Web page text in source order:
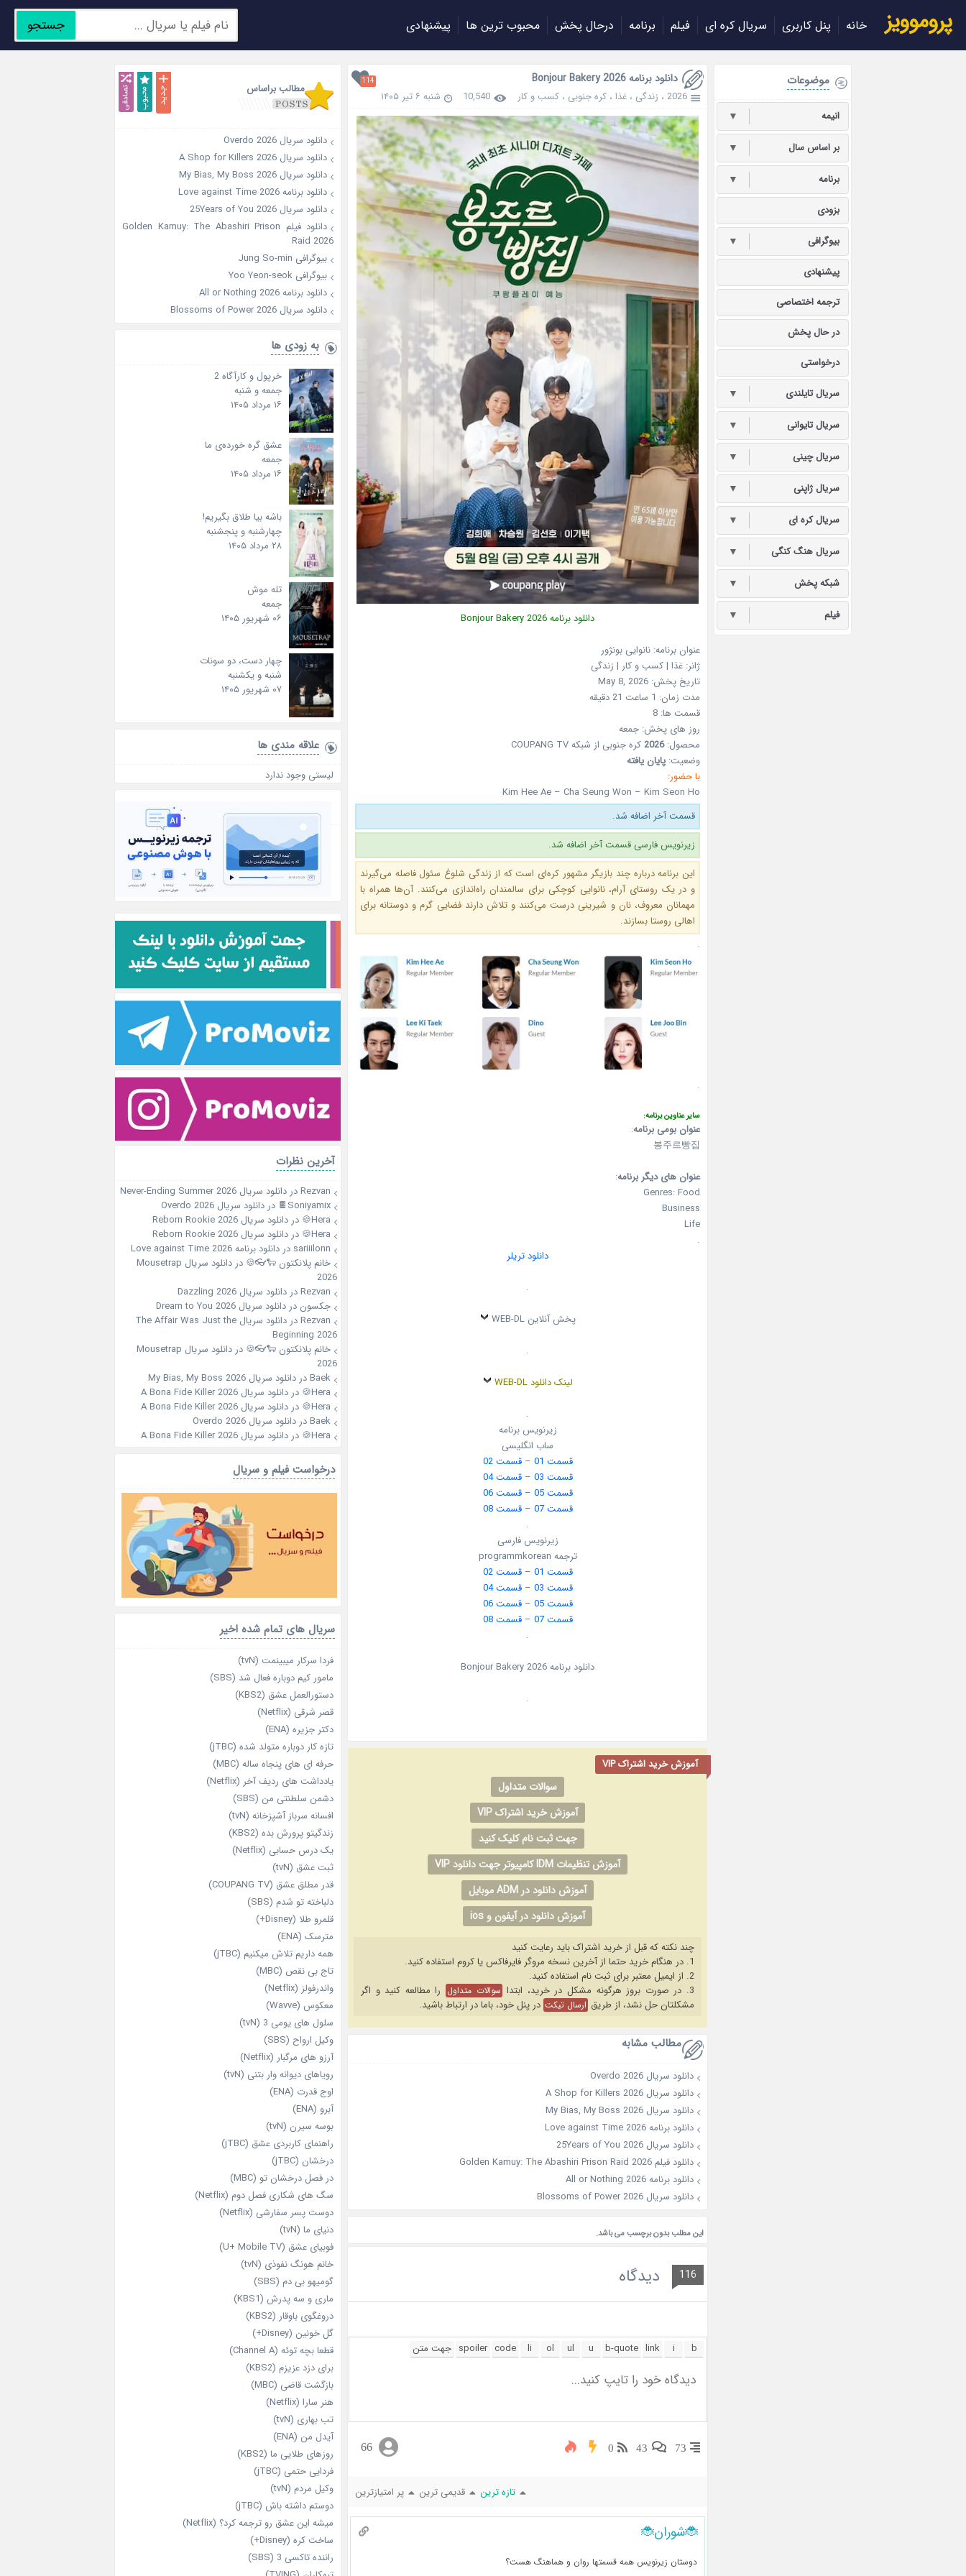
پروموویز خانه پنل کاربری سریال کره ای فیلم برنامه درحال پخش محبوب ترین ها پیشنهادی جستجو
دانلود برنامه Bonjour Bakery 2026 114
2026 ، زندگی ، غذا ، کره جنوبی ، کسب و کار 10,540 شنبه ۶ تیر ۱۴۰۵
دانلود برنامه Bonjour Bakery2026
عنوان برنامه: نانوایی بونژور
ژانر: غذا | کسب و کار | زندگی
تاریخ پخش: May 8, 2026
مدت زمان: 1 ساعت 21 دقیقه
قسمت ها:
روز های پخش: جمعه
محصول:2026کره جنوبی از شبکهCOUPANG TV
وضعیت: پایان یافته
با حضور:
Kim Hee Ae – Cha Seung Won – Kim Seon Ho
قسمت آخر اضافه شد.
زیرنویس فارسی قسمت آخر اضافه شد.
این برنامه درباره چند بازیگر مشهور کره‌ای است که از زندگی شلوغ سئول فاصله می‌گیرند
و در یک روستای آرام، نانوایی کوچکی برای سالمندان راه‌اندازی می‌کنند. آن‌ها همراه با
مهمانان معروف، نان و شیرینی درست می‌کنند و تلاش دارند فضایی گرم و دوستانه برای
اهالی روستا بسازند.
.
.
سایر عناوین برنامه:
عنوان بومی برنامه:
봉주르빵집
عنوان های دیگر برنامه:
Genres: Food
Business
Life
.
دانلود تریلر
.
پخش آنلاین WEB-DL
.
لینک دانلود WEB-DL
.
زیرنویس برنامه
ساب انگلیسی
قسمت 01
–قسمت 02
قسمت 03
–قسمت 04
قسمت 05
–قسمت 06
قسمت 07
–قسمت 08
.
زیرنویس فارسی
ترجمه programmkorean
قسمت 01
–قسمت 02
قسمت 03
–قسمت 04
قسمت 05
–قسمت 06
قسمت 07
–قسمت 08
.
دانلود برنامه Bonjour Bakery 2026
.
آموزش خرید اشتراک VIP
سوالات متداول
آموزش خرید اشتراک VIP
جهت ثبت نام کلیک کنید
آموزش تنظیمات IDM کامپیوتر جهت دانلود VIP
آموزش دانلود در ADM موبایل
آموزش دانلود در آیفون و ios
چند نکته که قبل از خرید اشتراک باید رعایت کنید
1. در هنگام خرید حتما از آخرین نسخه مروگر فایرفاکس یا کروم استفاده کنید.
2. از ایمیل معتبر برای ثبت نام استفاده کنید.
3. در صورت بروز هرگونه مشکل در خرید، ابتدا
سوالات متداول را مطالعه کنید و اگر
مشکلتان حل نشد، از طریق ارسال تیکت در پنل خود، باما در ارتباط باشید.
مطالب مشابه
دانلود سریال Overdo 2026
دانلود سریال A Shop for Killers 2026
دانلود سریال My Bias, My Boss 2026
دانلود برنامه Love against Time 2026
دانلود سریال 25Years of You 2026
دانلود فیلم Golden Kamuy: The Abashiri Prison Raid 2026
دانلود برنامه All or Nothing 2026
دانلود سریال Blossoms of Power 2026
این مطلب بدون برچسب می باشد.
116 دیدگاه
73
43
0
66
تازه ترین قدیمی ترین پر امتیازترین
🐞شوران🐞
دوستان زیرنویس همه قسمتها روان و هماهنگ هست؟
موضوعات
انیمه ▼
بر اساس سال ▼
برنامه ▼
بزودی
بیوگرافی ▼
پیشنهادی
ترجمه اختصاصی
در حال پخش
درخواستی
سریال تایلندی ▼
سریال تایوانی ▼
سریال چینی ▼
سریال ژاپنی ▼
سریال کره ای ▼
سریال هنگ کنگی ▼
شبکه پخش ▼
فیلم ▼
مطالب براساس
دانلود سریال Overdo 2026
دانلود سریال A Shop for Killers 2026
دانلود سریال My Bias, My Boss 2026
دانلود برنامه Love against Time 2026
دانلود سریال 25Years of You 2026
دانلود فیلم Golden Kamuy: The Abashiri Prison
Raid 2026
بیوگرافی Jung So-min
بیوگرافی Yoo Yeon-seok
دانلود برنامه All or Nothing 2026
دانلود سریال Blossoms of Power 2026
به زودی ها
خرپول و کارآگاه 2
جمعه و شنبه
۱۶ مرداد ۱۴۰۵
عشق گره خورده‌ی ما
جمعه
۱۶ مرداد ۱۴۰۵
باشه بیا طلاق بگیریم!
چهارشنبه و پنجشنبه
۲۸ مرداد ۱۴۰۵
تله موش
جمعه
۰۶ شهریور ۱۴۰۵
چهار دست، دو سونات
شنبه و یکشنبه
۰۷ شهریور ۱۴۰۵
علاقه‌ مندی ها
لیستی وجود ندارد
آخرین نظرات
Rezvanدردانلود سریال Never-Ending Summer 2026
Soniyamix🍫
دردانلود سریال Overdo 2026
Hera🍪
دردانلود سریال Reborn Rookie 2026
Hera🍪
دردانلود سریال Reborn Rookie 2026
sariiilonn دردانلود برنامه Love against Time 2026
خانم پلانکتون 🐑👓🍪 در
دانلود سریال Mousetrap
2026
Rezvanدردانلود سریال Dazzling 2026
جکسون دردانلود سریال Dream to You 2026
Rezvanدر
دانلود سریال The Affair Was Just the
Beginning 2026
خانم پلانکتون 🐑👓🍪 در
دانلود سریال Mousetrap
2026
Baekدردانلود سریال My Bias, My Boss 2026
Hera🍪
دردانلود سریال A Bona Fide Killer 2026
Hera🍪
دردانلود سریال A Bona Fide Killer 2026
Baekدردانلود سریال Overdo 2026
Hera🍪
دردانلود سریال A Bona Fide Killer 2026
درخواست فیلم و سریال
سریال های تمام شده اخیر
فردا سرکار میبینمت (tvN)
مامور کیم دوباره فعال شد (SBS)
دستورالعمل عشق (KBS2)
قصر شرقی (Netflix)
دکتر جزیره (ENA)
تازه‌ کار دوباره‌ متولد شده (jTBC)
حرفه‌ ای‌ های پنجاه‌ ساله (MBC)
یادداشت‌ های ردیف آخر (Netflix)
دشمن سلطنتی من (SBS)
افسانه سرباز آشپزخانه (tvN)
زندگیتو پرورش بده (KBS2)
یک درس حسابی (Netflix)
ثبت عشق (tvN)
قدر مطلق عشق (COUPANG TV)
دلباخته تو شدم (SBS)
قلمرو طلا (Disney+)
مترسک (ENA)
همه داریم تلاش میکنیم (jTBC)
تاج بی‌ نقص (MBC)
واندرفولز (Netflix)
معکوس (Wavve)
سلول های یومی 3 (tvN)
وکیل ارواح (SBS)
آرزو های مرگبار (Netflix)
رویاهای دیوانه‌ وار بتنی (tvN)
اوج قدرت (ENA)
آبرو (ENA)
بوسه سیرن (tvN)
راهنمای کاربردی عشق (jTBC)
درخشان (jTBC)
در فصل درخشان تو (MBC)
سگ های شکاری فصل دوم (Netflix)
دوست‌ پسر سفارشی (Netflix)
دنیای ما (tvN)
فوبیای عشق (U+ Mobile TV)
خانم هونگ نفوذی (tvN)
گومیهو بی دم (SBS)
ماری و سه پدرش (KBS1)
دروغگوی باوقار (KBS2)
گل خونین (Disney+)
قطعا بچه توئه (Channel A)
برای دزد عزیزم (KBS2)
بازگشت قاضی (MBC)
هنر سارا (Netflix)
تب بهاری (tvN)
آیدل من (ENA)
روزهای طلایی ما (KBS2)
فردایی حتمی (jTBC)
وکیل مردم (tvN)
دوستم داشته باش (jTBC)
میشه این عشق رو ترجمه کرد؟ (Netflix)
ساخت کره (Disney+)
راننده تاکسی 3 (SBS)